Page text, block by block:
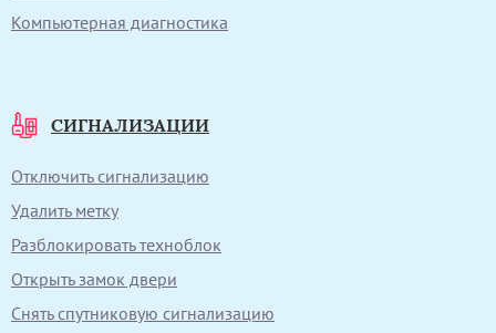
Компьютерная диагностика
СИГНАЛИЗАЦИИ
Отключить сигнализацию
Удалить метку
Разблокировать техноблок
Открыть замок двери
Снять спутниковую сигнализацию